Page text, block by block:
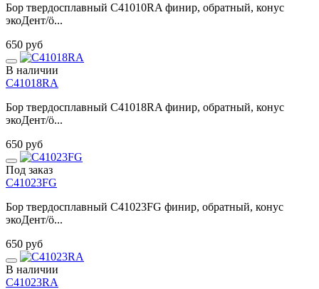
Бор твердосплавный C41010RA финир, обратный, конус
экоДент/ö...
650 руб
В наличии
C41018RA
Бор твердосплавный C41018RA финир, обратный, конус
экоДент/ö...
650 руб
Под заказ
C41023FG
Бор твердосплавный C41023FG финир, обратный, конус
экоДент/ö...
650 руб
В наличии
C41023RA